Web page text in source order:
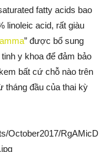
fatty acids bao
linoleic acid, rất giàu
” được bổ sung
y khoa để đảm bảo
bất cứ chỗ nào trên
tháng đầu của thai kỳ